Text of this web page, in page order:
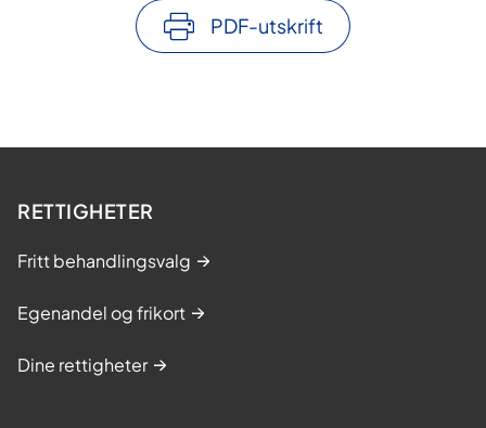
PDF-utskrift
RETTIGHETER
Fritt behandlingsvalg
Egenandel og frikort
Dine rettigheter